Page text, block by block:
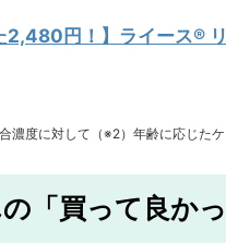
2,480円！ 】ライース®
濃度に対して（※2）年齢に応じた
「買って良か